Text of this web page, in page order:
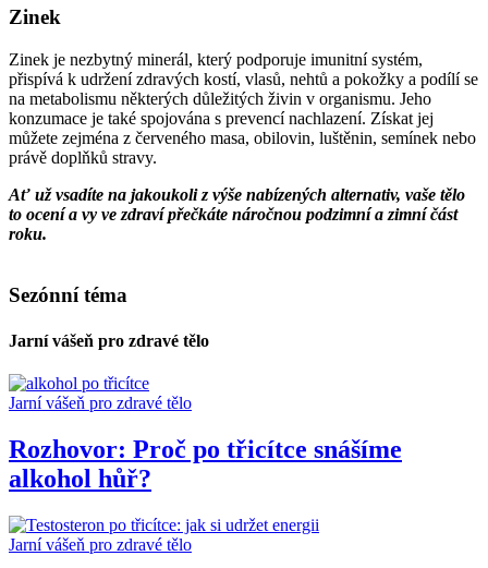
Zinek
Zinek je nezbytný minerál, který podporuje imunitní systém,
přispívá k udržení zdravých kostí, vlasů, nehtů a pokožky a podílí se
na metabolismu některých důležitých živin v organismu. Jeho
konzumace je také spojována s prevencí nachlazení. Získat jej
můžete zejména z červeného masa, obilovin, luštěnin, semínek nebo
právě doplňků stravy.
Ať už vsadíte na jakoukoli z výše nabízených alternativ, vaše tělo
to ocení a vy ve zdraví přečkáte náročnou podzimní a zimní část
roku.
Sezónní téma
Jarní vášeň pro zdravé tělo
Jarní vášeň pro zdravé tělo
Rozhovor: Proč po třicítce snášíme
alkohol hůř?
Jarní vášeň pro zdravé tělo